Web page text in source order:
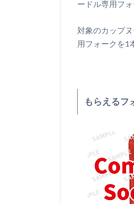
ードル専用フ
対象のカップ
用フォークを1
もらえるフ